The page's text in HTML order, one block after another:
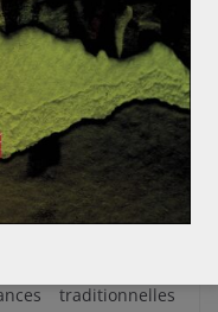
le rapport de force
de la production,
européens à
résiduelles.
d’Atacama est
mondial et
traditionnelles